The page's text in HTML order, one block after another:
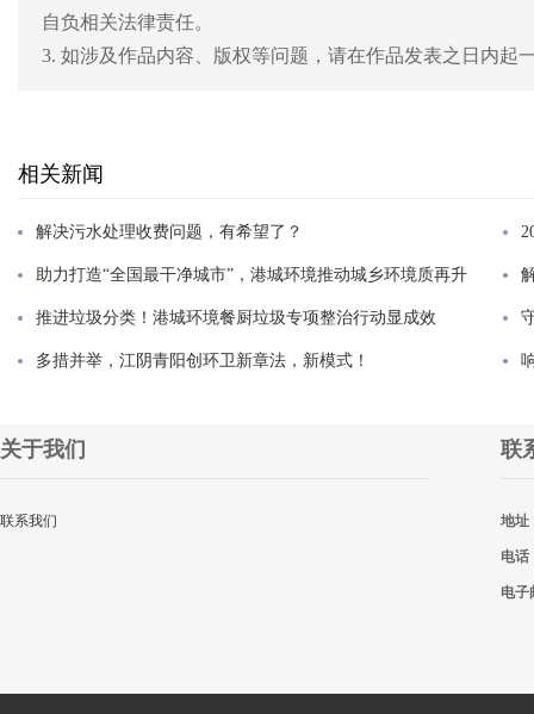
自负相关法律责任。
3. 如涉及作品内容、版权等问题，请在作品发表之日内起
相关新闻
解决污水处理收费问题，有希望了？
助力打造“全国最干净城市”，港城环境推动城乡环境质再升
推进垃圾分类！港城环境餐厨垃圾专项整治行动显成效
多措并举，江阴青阳创环卫新章法，新模式！
关于我们
联系我们
联
地址
电话
电子